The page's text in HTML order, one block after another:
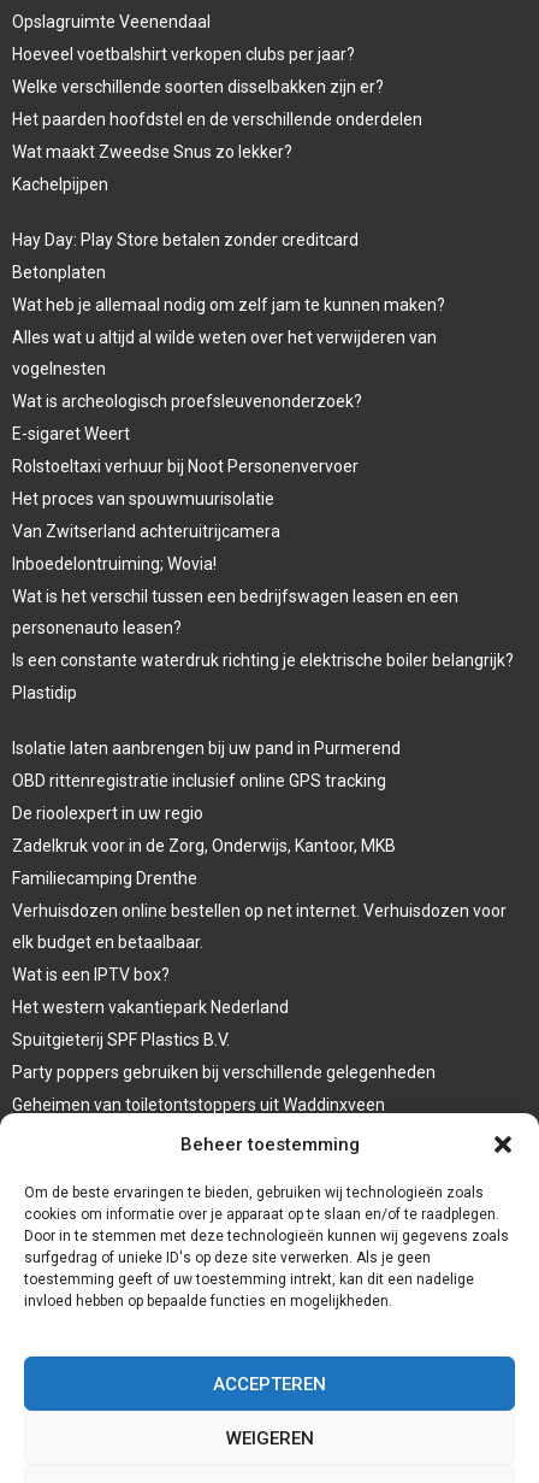
Beheer toestemming
Om de beste ervaringen te bieden, gebruiken wij technologieën zoals
cookies om informatie over je apparaat op te slaan en/of te raadplegen.
Door in te stemmen met deze technologieën kunnen wij gegevens zoals
surfgedrag of unieke ID's op deze site verwerken. Als je geen
toestemming geeft of uw toestemming intrekt, kan dit een nadelige
invloed hebben op bepaalde functies en mogelijkheden.
ACCEPTEREN
WEIGEREN
Opslagruimte Veenendaal
Hoeveel voetbalshirt verkopen clubs per jaar?
Welke verschillende soorten disselbakken zijn er?
Het paarden hoofdstel en de verschillende onderdelen
Wat maakt Zweedse Snus zo lekker?
Kachelpijpen
Hay Day: Play Store betalen zonder creditcard
Betonplaten
Wat heb je allemaal nodig om zelf jam te kunnen maken?
Alles wat u altijd al wilde weten over het verwijderen van
vogelnesten
Wat is archeologisch proefsleuvenonderzoek?
E-sigaret Weert
Rolstoeltaxi verhuur bij Noot Personenvervoer
Het proces van spouwmuurisolatie
Van Zwitserland achteruitrijcamera
Inboedelontruiming; Wovia!
Wat is het verschil tussen een bedrijfswagen leasen en een
personenauto leasen?
Is een constante waterdruk richting je elektrische boiler belangrijk?
Plastidip
Isolatie laten aanbrengen bij uw pand in Purmerend
OBD rittenregistratie inclusief online GPS tracking
De rioolexpert in uw regio
Zadelkruk voor in de Zorg, Onderwijs, Kantoor, MKB
Familiecamping Drenthe
Verhuisdozen online bestellen op net internet. Verhuisdozen voor
elk budget en betaalbaar.
Wat is een IPTV box?
Het western vakantiepark Nederland
Spuitgieterij SPF Plastics B.V.
Party poppers gebruiken bij verschillende gelegenheden
Geheimen van toiletontstoppers uit Waddinxveen
Vormen van terrasaankleding